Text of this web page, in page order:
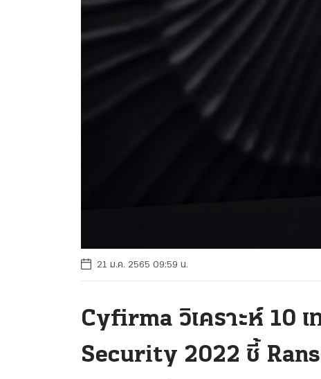
21 ม.ค. 2565 09:59 น.
Cyfirma วิเคราะห์ 10
Security 2022 ชี้